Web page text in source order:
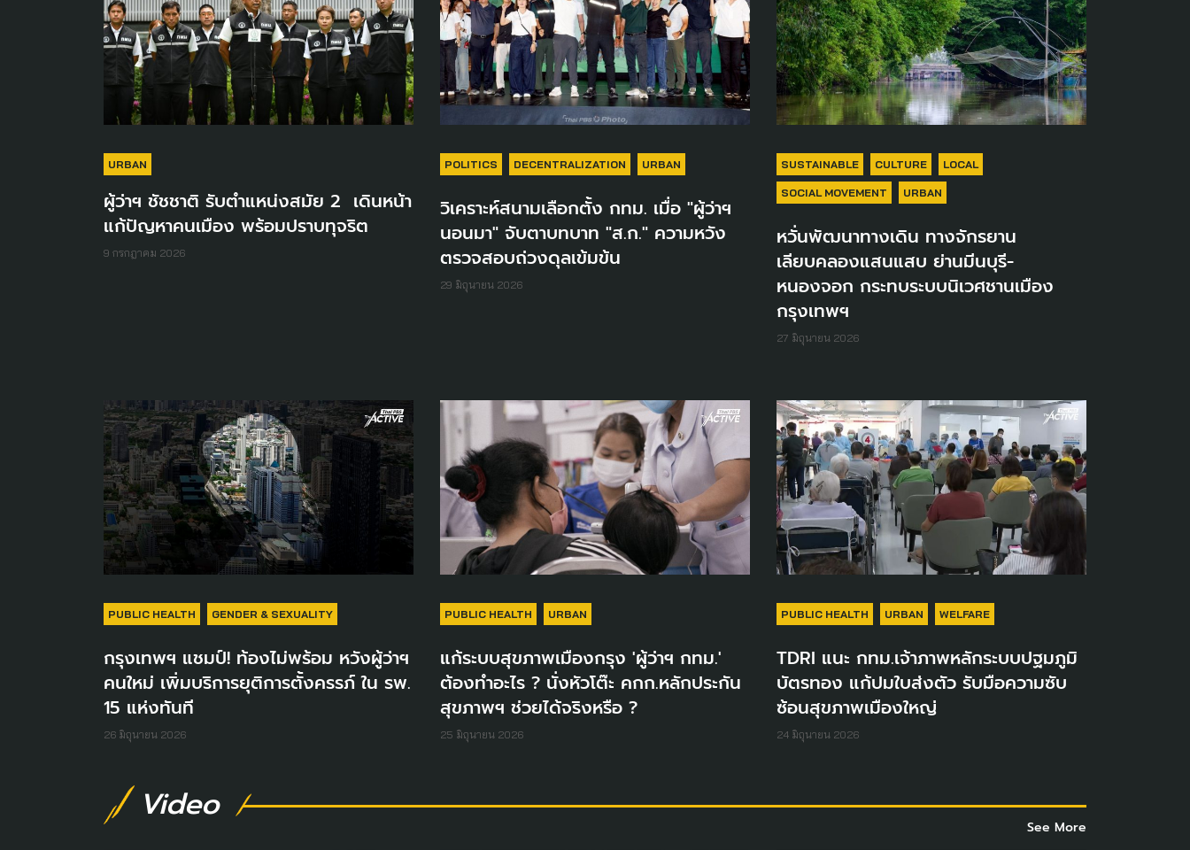
URBAN
ผู้ว่าฯ ชัชชาติ รับตำแหน่งสมัย 2 เดินหน้า
แก้ปัญหาคนเมือง พร้อมปราบทุจริต
9 กรกฎาคม 2026
POLITICS DECENTRALIZATION URBAN
วิเคราะห์สนามเลือกตั้ง กทม. เมื่อ "ผู้ว่าฯ
นอนมา" จับตาบทบาท "ส.ก." ความหวัง
ตรวจสอบถ่วงดุลเข้มข้น
29 มิถุนายน 2026
SUSTAINABLE CULTURE LOCAL
SOCIAL MOVEMENT URBAN
หวั่นพัฒนาทางเดิน ทางจักรยาน
เลียบคลองแสนแสบ ย่านมีนบุรี-
หนองจอก กระทบระบบนิเวศชานเมือง
กรุงเทพฯ
27 มิถุนายน 2026
PUBLIC HEALTH GENDER & SEXUALITY
กรุงเทพฯ แชมป์! ท้องไม่พร้อม หวังผู้ว่าฯ
คนใหม่ เพิ่มบริการยุติการตั้งครรภ์ ใน รพ.
15 แห่งทันที
26 มิถุนายน 2026
PUBLIC HEALTH URBAN
แก้ระบบสุขภาพเมืองกรุง 'ผู้ว่าฯ กทม.'
ต้องทำอะไร ? นั่งหัวโต๊ะ คกก.หลักประกัน
สุขภาพฯ ช่วยได้จริงหรือ ?
25 มิถุนายน 2026
PUBLIC HEALTH URBAN WELFARE
TDRI แนะ กทม.เจ้าภาพหลักระบบปฐมภูมิ
บัตรทอง แก้ปมใบส่งตัว รับมือความซับ
ซ้อนสุขภาพเมืองใหญ่
24 มิถุนายน 2026
Video
See More